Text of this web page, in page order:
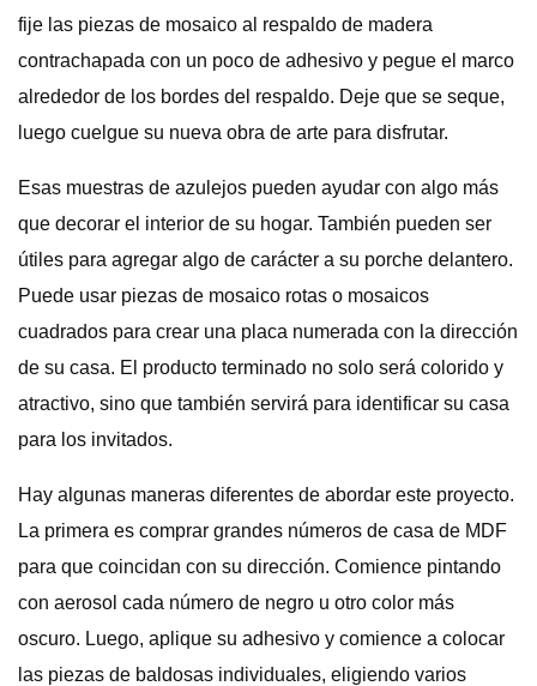
fije las piezas de mosaico al respaldo de madera
contrachapada con un poco de adhesivo y pegue el marco
alrededor de los bordes del respaldo. Deje que se seque,
luego cuelgue su nueva obra de arte para disfrutar.
Esas muestras de azulejos pueden ayudar con algo más
que decorar el interior de su hogar. También pueden ser
útiles para agregar algo de carácter a su porche delantero.
Puede usar piezas de mosaico rotas o mosaicos
cuadrados para crear una placa numerada con la dirección
de su casa. El producto terminado no solo será colorido y
atractivo, sino que también servirá para identificar su casa
para los invitados.
Hay algunas maneras diferentes de abordar este proyecto.
La primera es comprar grandes números de casa de MDF
para que coincidan con su dirección. Comience pintando
con aerosol cada número de negro u otro color más
oscuro. Luego, aplique su adhesivo y comience a colocar
las piezas de baldosas individuales, eligiendo varios